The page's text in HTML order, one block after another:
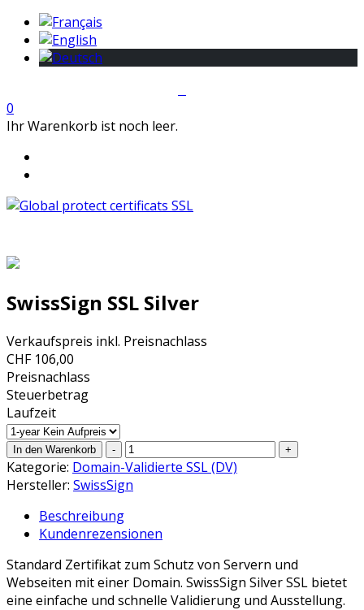
0
Ihr Warenkorb ist noch leer.
SwissSign SSL Silver
Verkaufspreis inkl. Preisnachlass
CHF 106,00
Preisnachlass
Steuerbetrag
Laufzeit
Kategorie: Domain-Validierte SSL (DV)
Hersteller: SwissSign
Beschreibung
Kundenrezensionen
Standard Zertifikat zum Schutz von Servern und
Webseiten mit einer Domain. SwissSign Silver SSL bietet
eine einfache und schnelle Validierung und Ausstellung.